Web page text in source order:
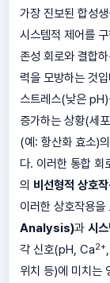
가장 진보된 합성
시스템적 제어를
존성 회로와 결합
력을 모방하는 것
스트레스(낮은
증가하는 상황(세
(예: 항산화 효소)
다. 이러한 통합 회
의 비선형적 상
이러한 상호작용
Analysis)과 시
각 신호(pH, Ca2+
위치 등)에 미치는